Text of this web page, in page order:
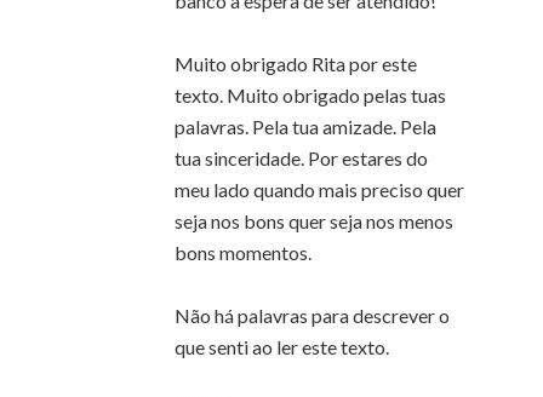
Muito obrigado Rita por este
texto. Muito obrigado pelas tuas
palavras. Pela tua amizade. Pela
tua sinceridade. Por estares do
meu lado quando mais preciso quer
seja nos bons quer seja nos menos
bons momentos.
Não há palavras para descrever o
que senti ao ler este texto.